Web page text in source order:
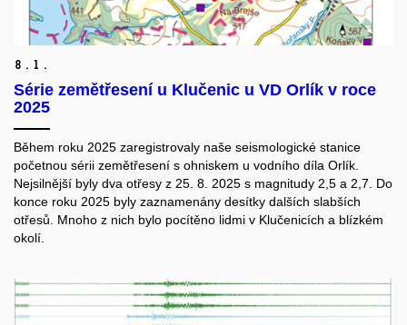
8. 1.
Série zemětřesení u Klučenic u VD Orlík v roce
2025
Během roku 2025 zaregistrovaly naše seismologické stanice
početnou sérii zemětřesení s ohniskem u vodního díla Orlík.
Nejsilnější byly dva otřesy z 25 . 8. 2025 s magnitudy 2,5 a 2,7. Do
konce roku 2025 byly zaznamenány desítky dalších slabších
otřesů. Mnoho z nich bylo pocítěno lidmi v Klučenicích a blízkém
okolí.